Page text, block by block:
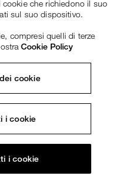
che richiedono il suo
sul suo dispositivo.
compresi quelli di terze
Cookie Policy
cookie
i cookie
i cookie